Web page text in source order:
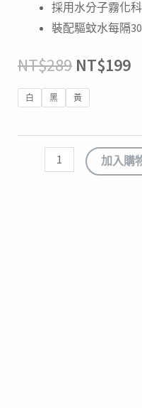
採用水分子霧化
裝配驅蚊水每隔
NT$289
NT$289
NT$199
白 黑 黃
量
加入購